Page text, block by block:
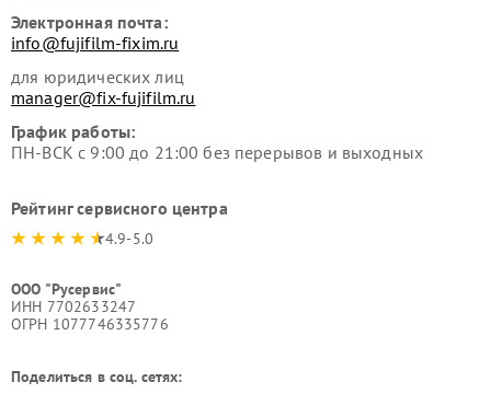
Электронная почта:
info@fujifilm-fixim.ru
для юридических лиц
manager@fix-fujifilm.ru
График работы:
ПН-ВСК с 9:00 до 21:00 без перерывов и выходных
Рейтинг сервисного центра
4.9-5.0
ООО "Русервис"
ИНН 7702633247
ОГРН 1077746335776
Поделиться в соц. сетях: